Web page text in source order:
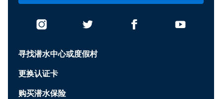
寻找潜水中心或度假村
更换认证卡
购买潜水保险